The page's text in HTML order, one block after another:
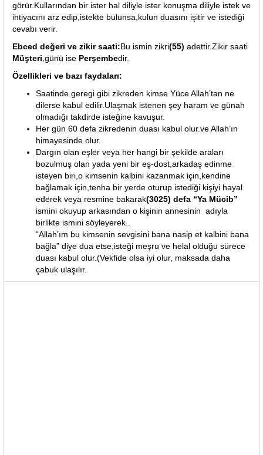
görür.Kullarından bir ister hal diliyle ister konuşma diliyle istek ve
ihtiyacını arz edip,istekte bulunsa,kulun duasını işitir ve istediği
cevabı verir.
Ebced değeri ve zikir saati:Bu ismin zikri(55) adettir.Zikir saati
Müşteri ,günü ise Perşembedir.
Özellikleri ve bazı faydaları:
Saatinde geregi gibi zikreden kimse Yüce Allah’tan ne
dilerse kabul edilir.Ulaşmak istenen şey haram ve günah
olmadığı takdirde isteğine kavuşur.
Her gün 60 defa zikredenin duası kabul olur.ve Allah’ın
himayesinde olur.
Dargın olan eşler veya her hangi bir şekilde araları
bozulmuş olan yada yeni bir eş-dost,arkadaş edinme
isteyen biri,o kimsenin kalbini kazanmak için,kendine
bağlamak için,tenha bir yerde oturup istediği kişiyi hayal
ederek veya resmine bakarak(3025) defa “Ya Mücib”
ismini okuyup arkasından o kişinin annesinin adıyla
birlikte ismini söyleyerek..
“Allah’ım bu kimsenin sevgisini bana nasip et kalbini bana
bağla” diye dua etse,isteği meşru ve helal olduğu sürece
duası kabul olur.(Vekfide olsa iyi olur, maksada daha
çabuk ulaşılır.